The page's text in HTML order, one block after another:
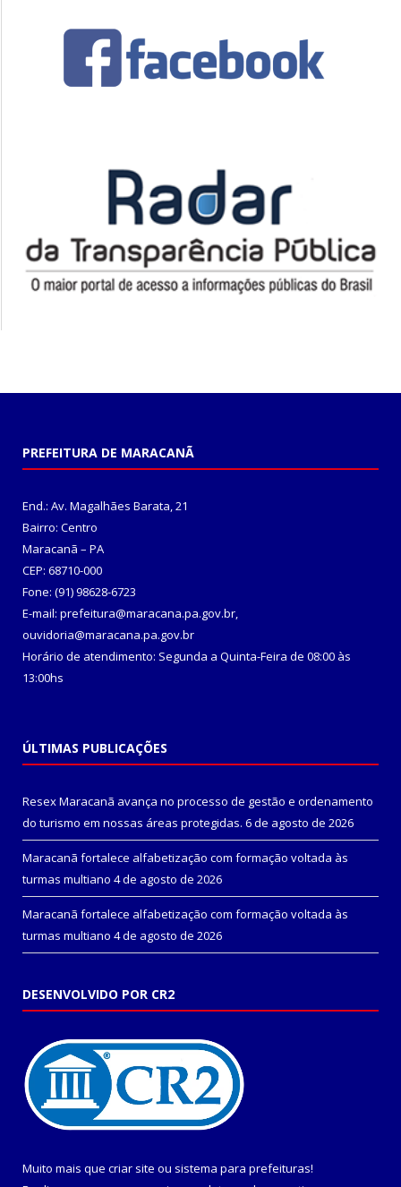
PREFEITURA DE MARACANÃ
End.: Av. Magalhães Barata, 21
Bairro: Centro
Maracanã – PA
CEP: 68710-000
Fone: (91) 98628-6723
E-mail: prefeitura@maracana.pa.gov.br,
ouvidoria@maracana.pa.gov.br
Horário de atendimento: Segunda a Quinta-Feira de 08:00 às
13:00hs
ÚLTIMAS PUBLICAÇÕES
Resex Maracanã avança no processo de gestão e ordenamento
do turismo em nossas áreas protegidas. 6 de agosto de 2026
Maracanã fortalece alfabetização com formação voltada às
turmas multiano 4 de agosto de 2026
Maracanã fortalece alfabetização com formação voltada às
turmas multiano 4 de agosto de 2026
DESENVOLVIDO POR CR2
Muito mais que criar site ou sistema para prefeituras!